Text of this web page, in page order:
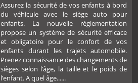
Assurez la sécurité de vos enfants à bord
du véhicule avec le siège auto pour
enfants. La nouvelle réglementation
propose un système de sécurité efficace
et obligatoire pour le confort de vos
enfants durant les trajets automobile.
Prenez connaissance des changements de
sièges selon l’âge, la taille et le poids de
l’enfant. A quel âge......